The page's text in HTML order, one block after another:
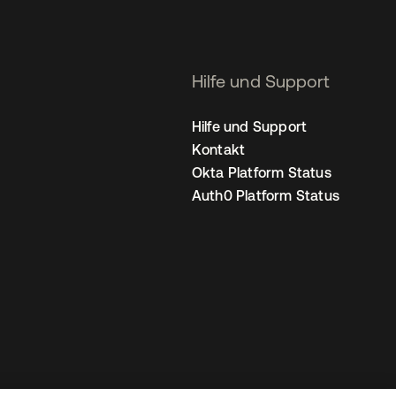
Hilfe und Support
Hilfe und Support
Kontakt
Okta Platform Status
Auth0 Platform Status